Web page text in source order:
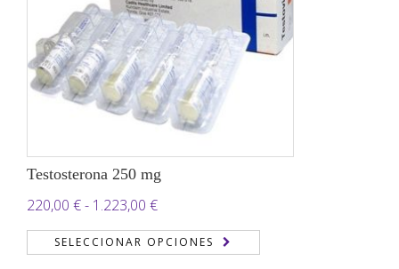
Testosterona 250 mg
220,00 €- 1.223,00 €Rango
de
precios:
SELECCIONAR OPCIONES